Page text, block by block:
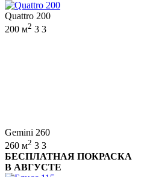
Quattro 200
200 м2 3 3
Gemini 260
260 м2 3 3
БЕСПЛАТНАЯ ПОКРАСКА
В АВГУСТЕ